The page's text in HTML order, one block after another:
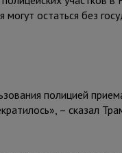
остаться без
полицией
– сказал